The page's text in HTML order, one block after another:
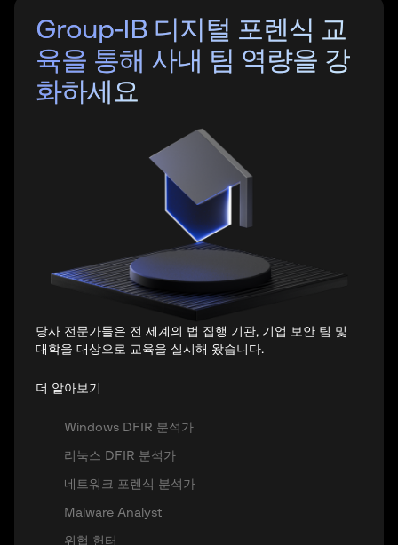
Group-IB 디지털 포렌식 교
육을 통해 사내 팀 역량을 강
화하세요
당사 전문가들은 전 세계의 법 집행 기관, 기업 보안 팀 및
대학을 대상으로 교육을 실시해 왔습니다.
더 알아보기
Windows DFIR 분석가
리눅스 DFIR 분석가
네트워크 포렌식 분석가
Malware Analyst
위협 헌터